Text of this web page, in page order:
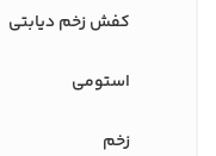
کفش‌ زخم دیابتی
استومی
زخم